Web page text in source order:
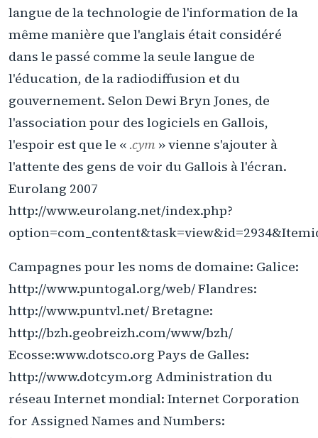
langue de la technologie de l'information de la
même manière que l'anglais était considéré
dans le passé comme la seule langue de
l'éducation, de la radiodiffusion et du
gouvernement. Selon Dewi Bryn Jones, de
l'association pour des logiciels en Gallois,
l'espoir est que le « .cym » vienne s'ajouter à
l'attente des gens de voir du Gallois à l'écran.
Eurolang 2007
http://www.eurolang.net/index.php?
Campagnes pour les noms de domaine: Galice:
http://www.puntogal.org/web/ Flandres:
http://www.puntvl.net/ Bretagne:
http://bzh.geobreizh.com/www/bzh/
Ecosse:www.dotsco.org Pays de Galles:
http://www.dotcym.org Administration du
réseau Internet mondial: Internet Corporation
for Assigned Names and Numbers: